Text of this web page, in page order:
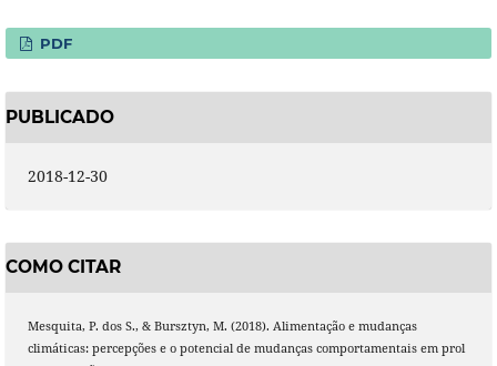
PDF
PUBLICADO
2018-12-30
COMO CITAR
Mesquita, P. dos S., & Bursztyn, M. (2018). Alimentação e mudanças
climáticas: percepções e o potencial de mudanças comportamentais em prol